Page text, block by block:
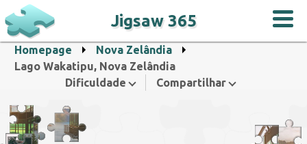
Jigsaw 365
Homepage
Nova Zelândia
Lago Wakatipu, Nova Zelândia
Dificuldade
Compartilhar